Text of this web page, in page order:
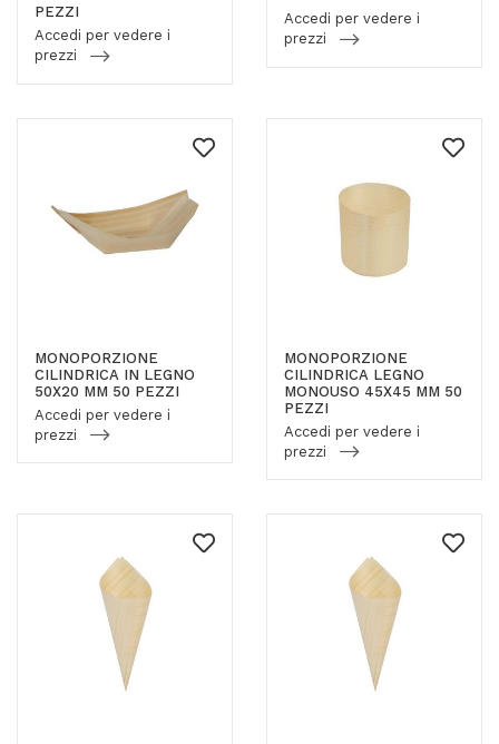
PEZZI
Accedi per vedere i
prezzi
Accedi per vedere i
prezzi
MONOPORZIONE
CILINDRICA IN LEGNO
50X20 MM 50 PEZZI
Accedi per vedere i
prezzi
MONOPORZIONE
CILINDRICA LEGNO
MONOUSO 45X45 MM 50
PEZZI
Accedi per vedere i
prezzi